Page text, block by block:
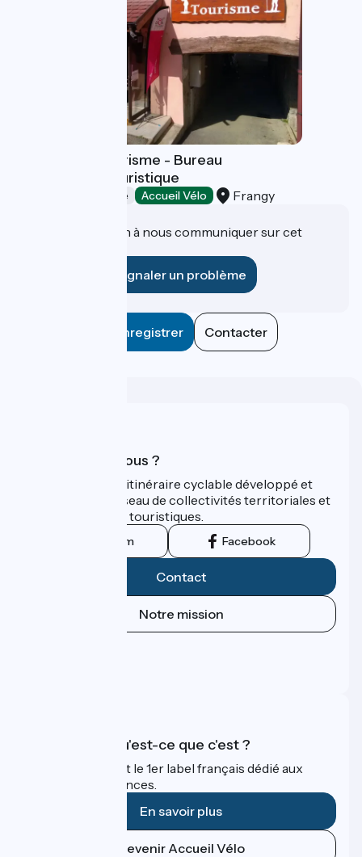
Haut-Rhône Tourisme - Bureau
d'information touristique
Offices de Tourisme Accueil Vélo Frangy
Une information à nous communiquer sur cet
Signaler un problème
Enregistrer Contacter
Qui sommes-nous ?
ViaRhôna est un itinéraire cyclable développé et
promu par un réseau de collectivités territoriales et
leurs institutions touristiques.
Instagram Facebook
Contact
Notre mission
Accueil Vélo qu'est-ce que c'est ?
Accueil Vélo c'est le 1er label français dédié aux
cyclistes en vacances.
En savoir plus
Devenir Accueil Vélo